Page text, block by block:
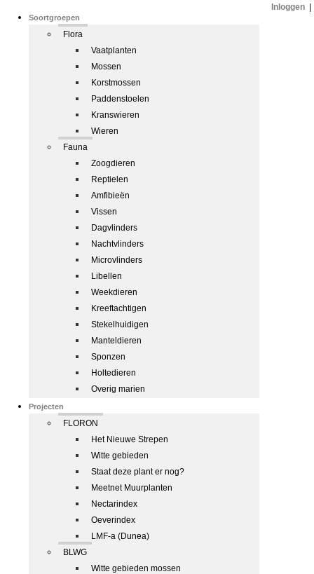
Soortgroepen
Flora
Vaatplanten
Mossen
Korstmossen
Paddenstoelen
Kranswieren
Wieren
Fauna
Zoogdieren
Reptielen
Amfibieën
Vissen
Dagvlinders
Nachtvlinders
Microvlinders
Libellen
Weekdieren
Kreeftachtigen
Stekelhuidigen
Manteldieren
Sponzen
Holtedieren
Overig marien
Projecten
FLORON
Het Nieuwe Strepen
Witte gebieden
Staat deze plant er nog?
Meetnet Muurplanten
Nectarindex
Oeverindex
LMF-a (Dunea)
BLWG
Witte gebieden mossen
Inloggen